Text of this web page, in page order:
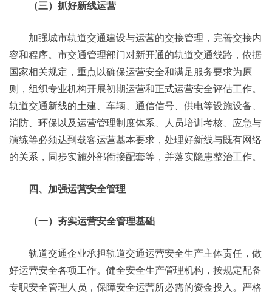
（三）抓好新线运营
加强城市轨道交通建设与运营的交接管理，完善交接内
容和程序。市交通管理部门对新开通的轨道交通线路，依据
国家相关规定，重点以确保运营安全和满足服务要求为原
则，组织专业机构开展初期运营和正式运营安全评估工作。
轨道交通新线的土建、车辆、通信信号、供电等设施设备、
消防、环保以及运营管理制度体系、人员培训考核、应急与
演练等必须达到载客运营基本要求，处理好新线与既有网络
的关系，同步实施外部衔接配套等，并落实隐患整治工作。
四、加强运营安全管理
（一）夯实运营安全管理基础
轨道交通企业承担轨道交通运营安全生产主体责任，做
好运营安全各项工作。健全安全生产管理机构，按规定配备
专职安全管理人员，保障安全运营所必需的资金投入。严格